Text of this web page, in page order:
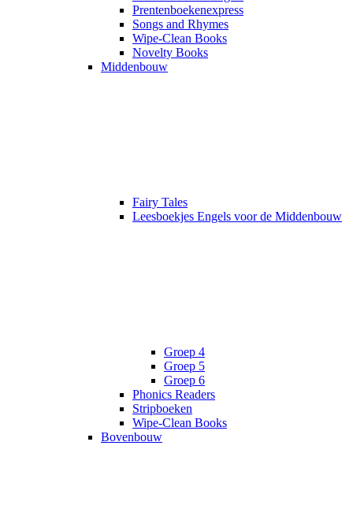
Prentenboekenexpress
Songs and Rhymes
Wipe-Clean Books
Novelty Books
Middenbouw
Fairy Tales
Leesboekjes Engels voor de Middenbouw
Groep 4
Groep 5
Groep 6
Phonics Readers
Stripboeken
Wipe-Clean Books
Bovenbouw